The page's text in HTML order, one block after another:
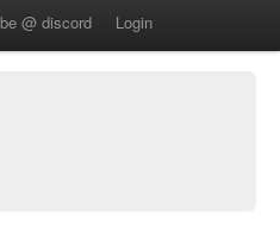
@ discord Login